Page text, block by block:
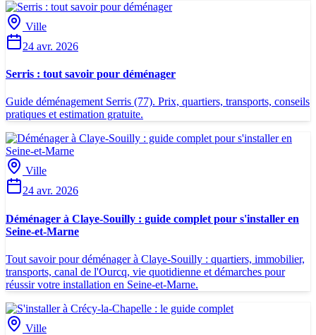
Ville
24 avr. 2026
Serris : tout savoir pour déménager
Guide déménagement Serris (77). Prix, quartiers, transports, conseils
pratiques et estimation gratuite.
Ville
24 avr. 2026
Déménager à Claye-Souilly : guide complet pour s'installer en
Seine-et-Marne
Tout savoir pour déménager à Claye-Souilly : quartiers, immobilier,
transports, canal de l'Ourcq, vie quotidienne et démarches pour
réussir votre installation en Seine-et-Marne.
Ville